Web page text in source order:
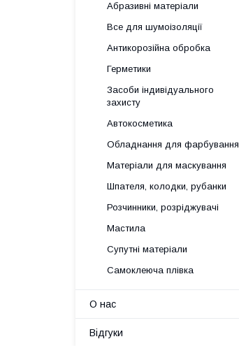
Абразивні матеріали
Все для шумоізоляції
Антикорозійна обробка
Герметики
Засоби індивідуального
захисту
Автокосметика
Обладнання для фарбування
Матеріали для маскування
Шпателя, колодки, рубанки
Розчинники, розріджувачі
Мастила
Супутні матеріали
Самоклеюча плівка
О нас
Відгуки